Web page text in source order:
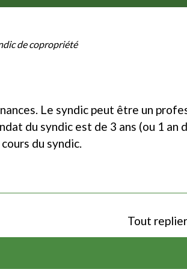
de copropriété
Le syndic peut être un
du syndic est de 3 ans (ou 1 an
du syndic.
Tout replier